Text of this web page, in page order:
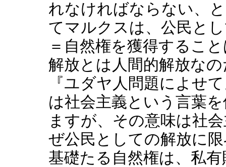
れなければならない、
てマルクスは、公民と
＝自然権を獲得するこ
解放とは人間的解放な
『ユダヤ人問題によせ
は社会主義という言葉
ますが、その意味は社
ぜ公民としての解放に
基礎たる自然権は、私